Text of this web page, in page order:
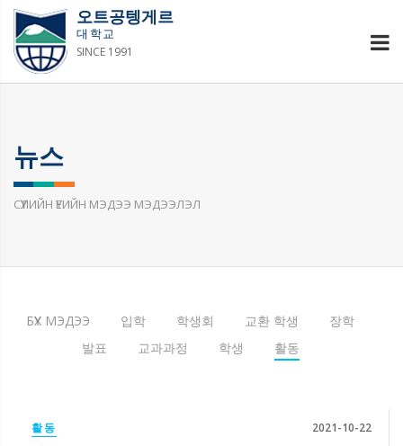
오트공텡게르
대학교
SINCE 1991
뉴스
СҮҮЛИЙН ҮЕИЙН МЭДЭЭ МЭДЭЭЛЭЛ
БҮХ МЭДЭЭ 입학 학생회 교환 학생
장학
발표
교과과정 학생 활동
활동 2021-10-22